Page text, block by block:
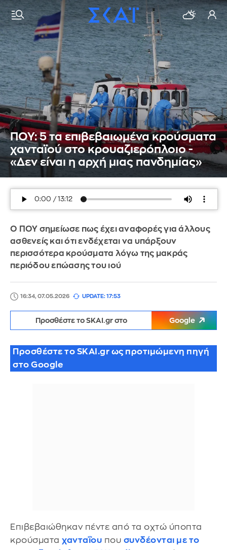
ΠΟΥ: 5 τα επιβεβαιωμένα κρούσματα
χανταϊού στο κρουαζιερόπλοιο -
«Δεν είναι η αρχή μιας πανδημίας»
Ο ΠΟΥ σημείωσε πως έχει αναφορές για άλλους
ασθενείς και ότι ενδέχεται να υπάρξουν
περισσότερα κρούσματα λόγω της μακράς
περιόδου επώασης του ιού
16:34, 07.05.2026 UPDATE: 17:53
Προσθέστε το SKAI.gr στο Google
Προσθέστε το SKAI.gr ως προτιμώμενη πηγή
στο Google
Επιβεβαιώθηκαν πέντε από τα οχτώ ύποπτα
κρούσματα χανταΐου που συνδέονται με το